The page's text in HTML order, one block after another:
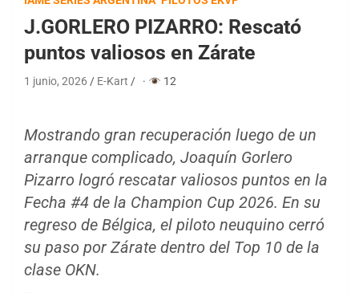
J.GORLERO PIZARRO: Rescató
puntos valiosos en Zárate
1 junio, 2026 E-Kart · 12
Mostrando gran recuperación luego de un
arranque complicado, Joaquín Gorlero
Pizarro logró rescatar valiosos puntos en la
Fecha #4 de la Champion Cup 2026. En su
regreso de Bélgica, el piloto neuquino cerró
su paso por Zárate dentro del Top 10 de la
clase OKN.